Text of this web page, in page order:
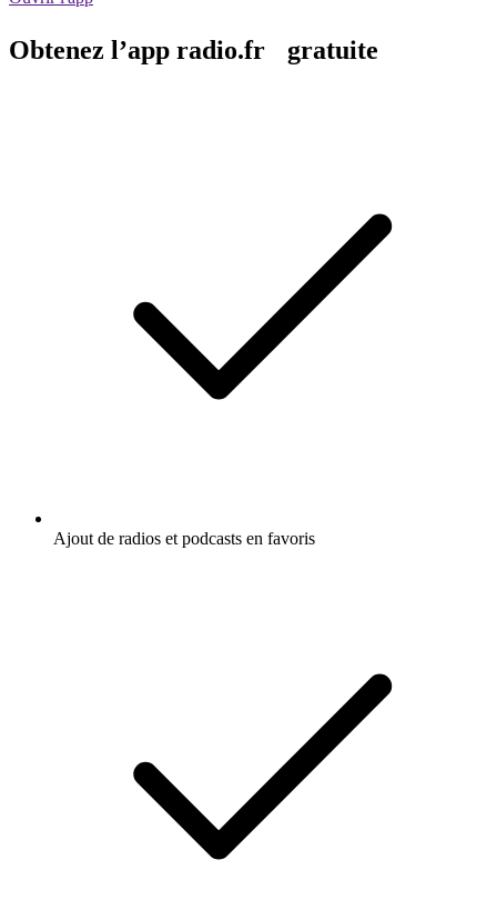
Obtenez l’app radio.fr gratuite
Ajout de radios et podcasts en favoris